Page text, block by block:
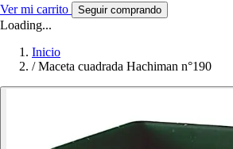
Ver mi carrito Seguir comprando
Loading...
Inicio
/ Maceta cuadrada Hachiman n°190